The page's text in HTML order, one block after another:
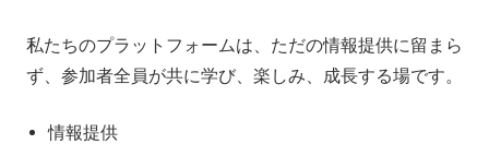
私たちのプラットフォームは、ただの情報提供に留まら
ず、参加者全員が共に学び、楽しみ、成長する場です。
情報提供